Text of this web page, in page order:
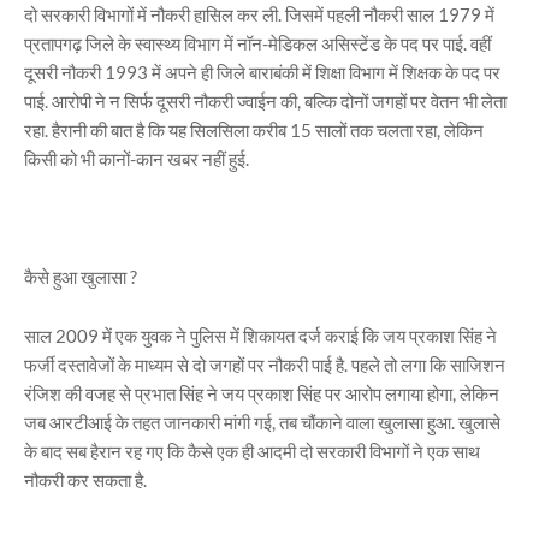
दो सरकारी विभागों में नौकरी हासिल कर ली. जिसमें पहली नौकरी साल 1979 में
प्रतापगढ़ जिले के स्वास्थ्य विभाग में नॉन-मेडिकल असिस्टेंड के पद पर पाई. वहीं
दूसरी नौकरी 1993 में अपने ही जिले बाराबंकी में शिक्षा विभाग में शिक्षक के पद पर
पाई. आरोपी ने न सिर्फ दूसरी नौकरी ज्वाईन की, बल्कि दोनों जगहों पर वेतन भी लेता
रहा. हैरानी की बात है कि यह सिलसिला करीब 15 सालों तक चलता रहा, लेकिन
किसी को भी कानों-कान खबर नहीं हुई.
कैसे हुआ खुलासा ?
साल 2009 में एक युवक ने पुलिस में शिकायत दर्ज कराई कि जय प्रकाश सिंह ने
फर्जी दस्तावेजों के माध्यम से दो जगहों पर नौकरी पाई है. पहले तो लगा कि साजिशन
रंजिश की वजह से प्रभात सिंह ने जय प्रकाश सिंह पर आरोप लगाया होगा, लेकिन
जब आरटीआई के तहत जानकारी मांगी गई, तब चौंकाने वाला खुलासा हुआ. खुलासे
के बाद सब हैरान रह गए कि कैसे एक ही आदमी दो सरकारी विभागों ने एक साथ
नौकरी कर सकता है.